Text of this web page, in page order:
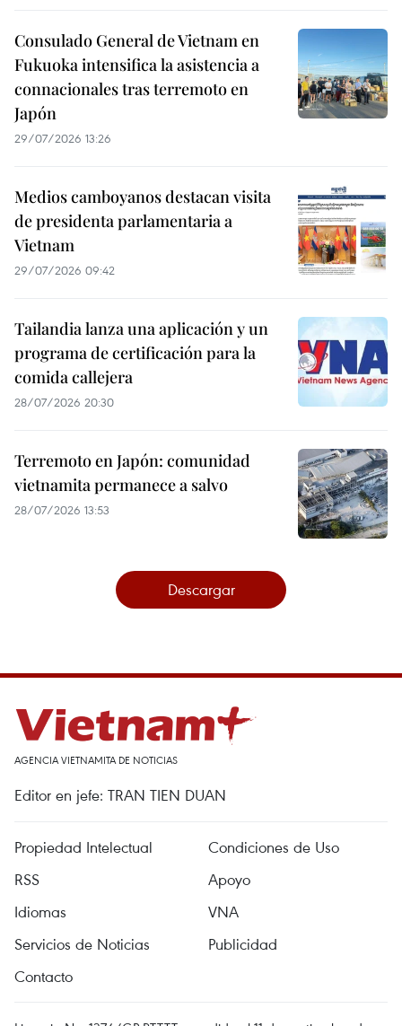
Consulado General de Vietnam en
Fukuoka intensifica la asistencia a
connacionales tras terremoto en
Japón
29/07/2026 13:26
Medios camboyanos destacan visita
de presidenta parlamentaria a
Vietnam
29/07/2026 09:42
Tailandia lanza una aplicación y un
programa de certificación para la
comida callejera
28/07/2026 20:30
Terremoto en Japón: comunidad
vietnamita permanece a salvo
28/07/2026 13:53
Descargar
AGENCIA VIETNAMITA DE NOTICIAS
Editor en jefe: TRAN TIEN DUAN
Propiedad Intelectual
Condiciones de Uso
RSS
Apoyo
Idiomas
VNA
Servicios de Noticias
Publicidad
Contacto